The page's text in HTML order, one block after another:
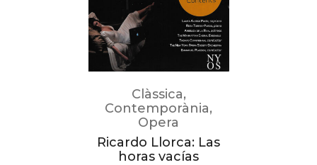
Clàssica,
Contemporània,
Opera
Ricardo Llorca: Las
horas vacías